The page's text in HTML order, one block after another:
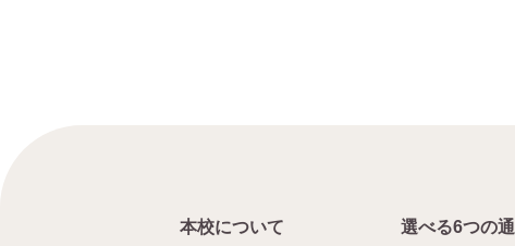
本校について
選べる6つの